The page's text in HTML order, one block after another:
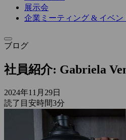
展示会
企業ミーティング & イベン
ブログ
社員紹介: Gabriela
2024年11月29日
読了目安時間3分